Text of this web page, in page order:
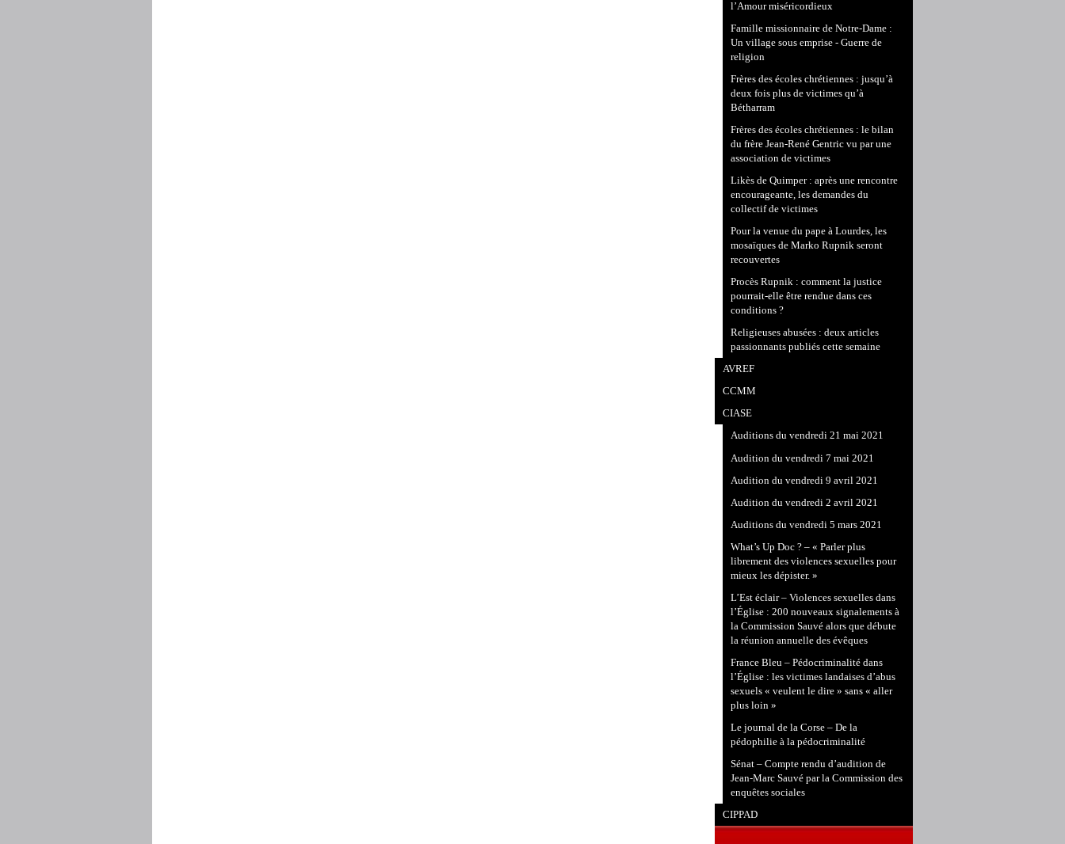
l’Amour miséricordieux
Famille missionnaire de Notre-Dame :
Un village sous emprise - Guerre de
religion
Frères des écoles chrétiennes : jusqu’à
deux fois plus de victimes qu’à
Bétharram
Frères des écoles chrétiennes : le bilan
du frère Jean-René Gentric vu par une
association de victimes
Likès de Quimper : après une rencontre
encourageante, les demandes du
collectif de victimes
Pour la venue du pape à Lourdes, les
mosaïques de Marko Rupnik seront
recouvertes
Procès Rupnik : comment la justice
pourrait-elle être rendue dans ces
conditions ?
Religieuses abusées : deux articles
passionnants publiés cette semaine
AVREF
CCMM
CIASE
Auditions du vendredi 21 mai 2021
Audition du vendredi 7 mai 2021
Audition du vendredi 9 avril 2021
Audition du vendredi 2 avril 2021
Auditions du vendredi 5 mars 2021
What’s Up Doc ? – « Parler plus
librement des violences sexuelles pour
mieux les dépister. »
L’Est éclair – Violences sexuelles dans
l’Église : 200 nouveaux signalements à
la Commission Sauvé alors que débute
la réunion annuelle des évêques
France Bleu – Pédocriminalité dans
l’Église : les victimes landaises d’abus
sexuels « veulent le dire » sans « aller
plus loin »
Le journal de la Corse – De la
pédophilie à la pédocriminalité
Sénat – Compte rendu d’audition de
Jean-Marc Sauvé par la Commission des
enquêtes sociales
CIPPAD